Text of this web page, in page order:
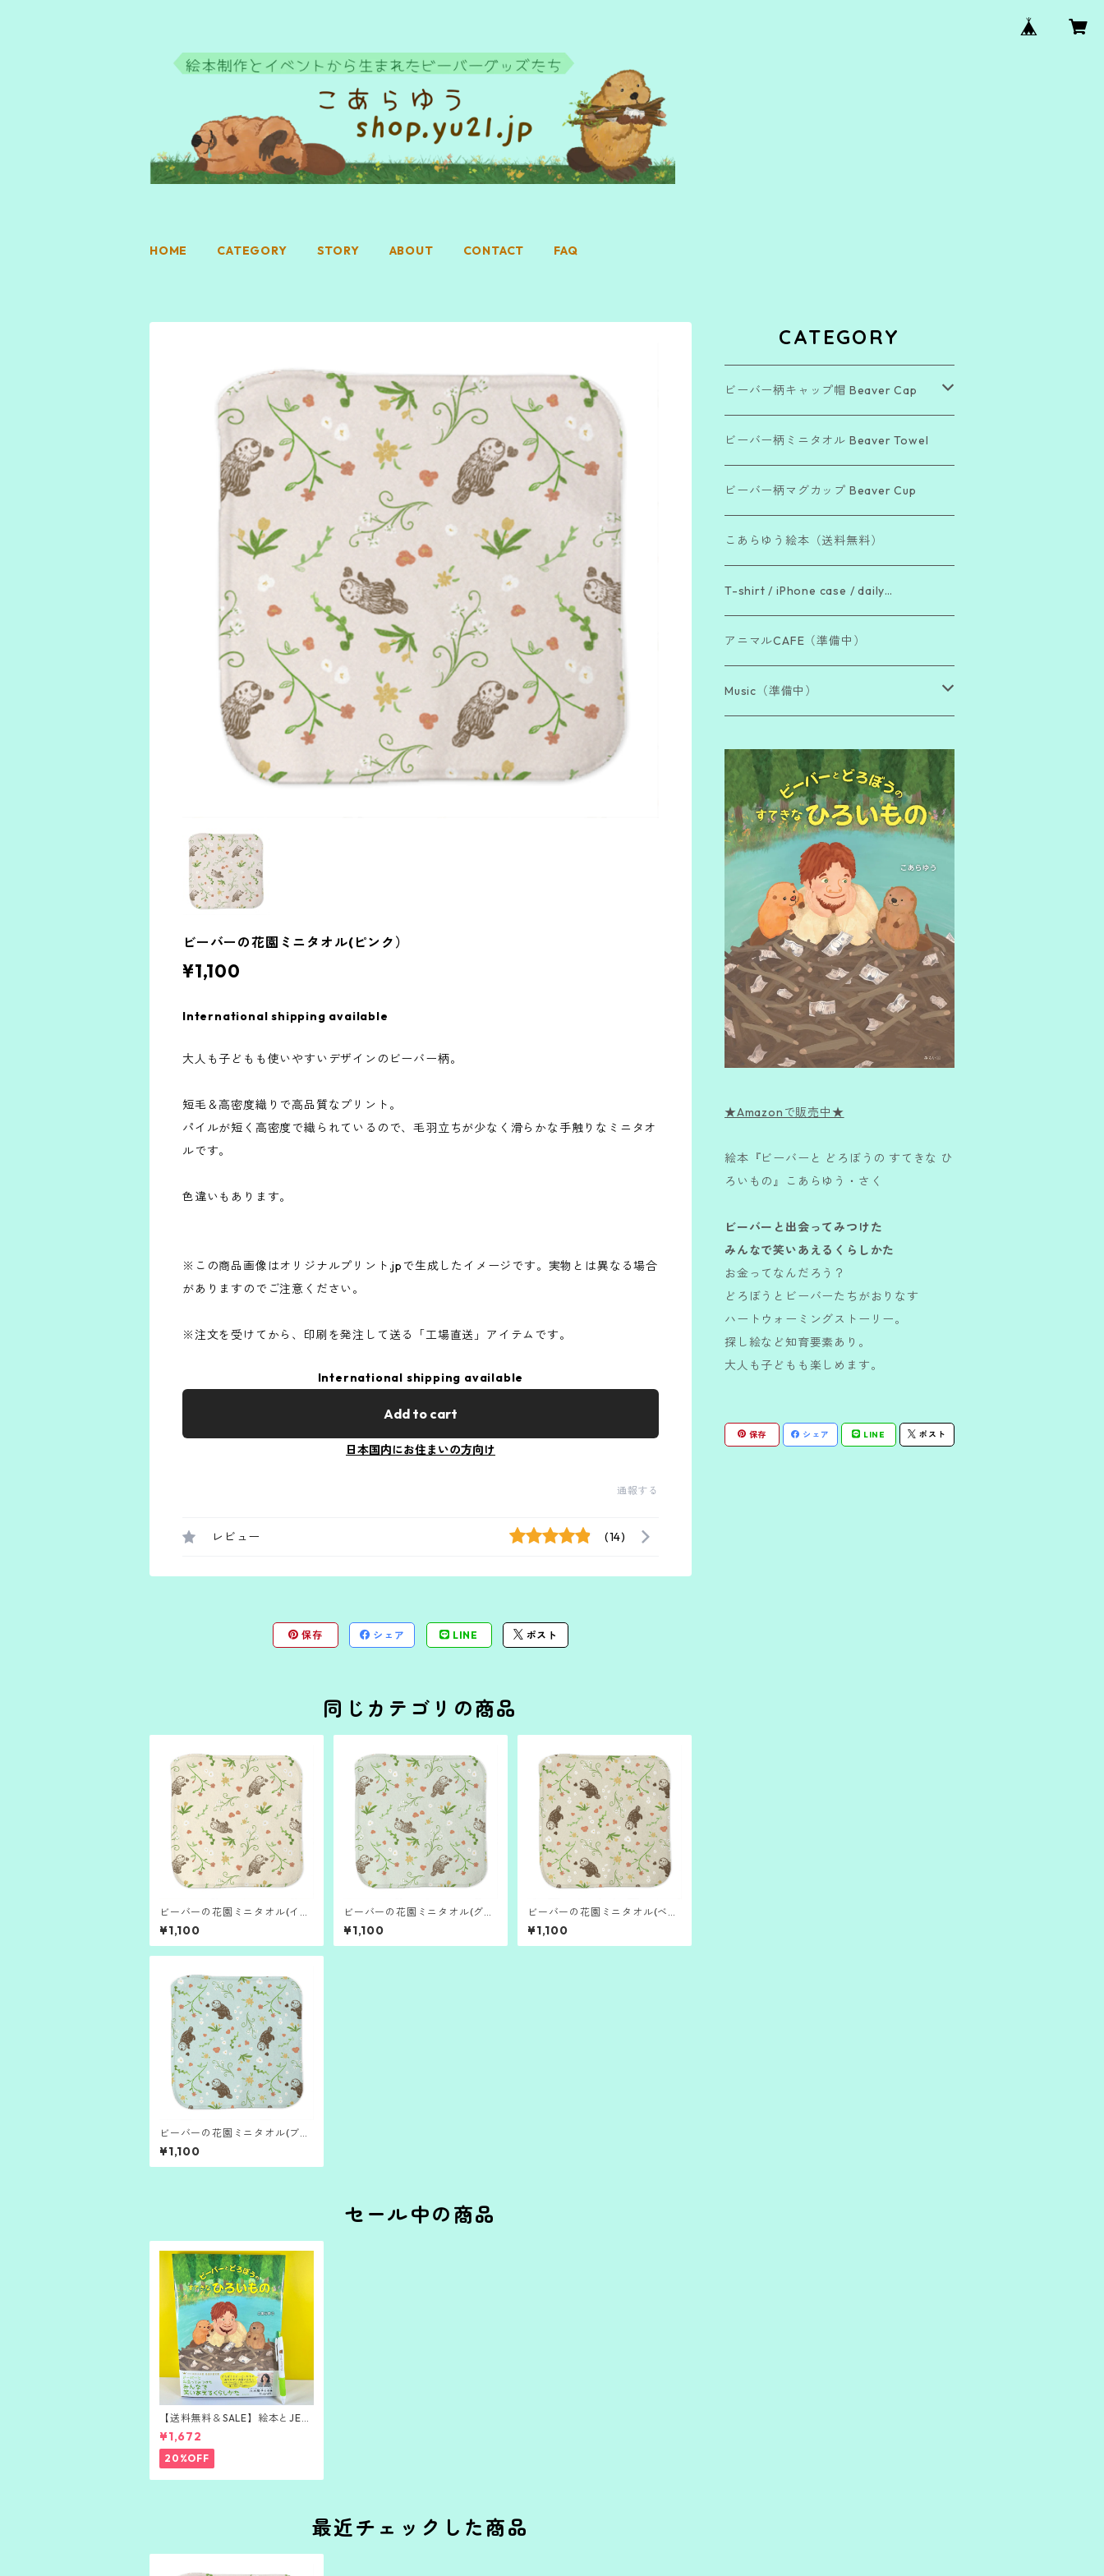
HOME CATEGORY STORY ABOUT CONTACT FAQ
ビーバーの花園ミニタオル(ピンク）
¥1,100
International shipping available
大人も子どもも使いやすいデザインのビーバー柄。
短毛＆高密度織りで高品質なプリント。
パイルが短く高密度で織られているので、毛羽立ちが少なく滑らかな手触りなミニタオ
ルです。
色違いもあります。
※この商品画像はオリジナルプリント.jpで生成したイメージです。実物とは異なる場合
がありますのでご注意ください。
※注文を受けてから、印刷を発注して送る「工場直送」アイテムです。
International shipping available
Add to cart
日本国内にお住まいの方向け
通報する
レビュー (14)
保存 シェア LINE ポスト
同じカテゴリの商品
ビーバーの花園ミニタオル(イエ
ロー）
¥1,100
ビーバーの花園ミニタオル(グリ
ーン）
¥1,100
ビーバーの花園ミニタオル(ベー
ジュ）
¥1,100
ビーバーの花園ミニタオル(ブル
ー）
¥1,100
セール中の商品
【送料無料＆SALE】絵本とJETS
TREAMボールペンのセット
¥1,672
20%OFF
最近チェックした商品
CATEGORY
ビーバー柄キャップ帽 Beaver Cap
「Beautiful Day」シリーズ
「Bea Cool !」シリーズ
「The Beaver Blend」シリーズ
「働き者ビーバー」シリーズ
「脱力系ビーバー」シリーズ
ビーバー柄ミニタオル Beaver Towel
ビーバー柄マグカップ Beaver Cup
こあらゆう絵本（送料無料）
T-shirt / iPhone case / daily…
アニマルCAFE（準備中）
Music（準備中）
Famous Japanese Poems
Commissioned work
★Amazonで販売中★
絵本『ビーバーと どろぼうの すてきな ひ
ろいもの』こあらゆう・さく
ビーバーと出会ってみつけた
みんなで笑いあえるくらしかた
お金ってなんだろう？
どろぼうとビーバーたちがおりなす
ハートウォーミングストーリー。
探し絵など知育要素あり。
大人も子どもも楽しめます。
保存 シェア LINE ポスト